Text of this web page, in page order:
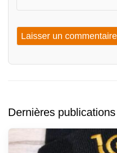
Dernières publications